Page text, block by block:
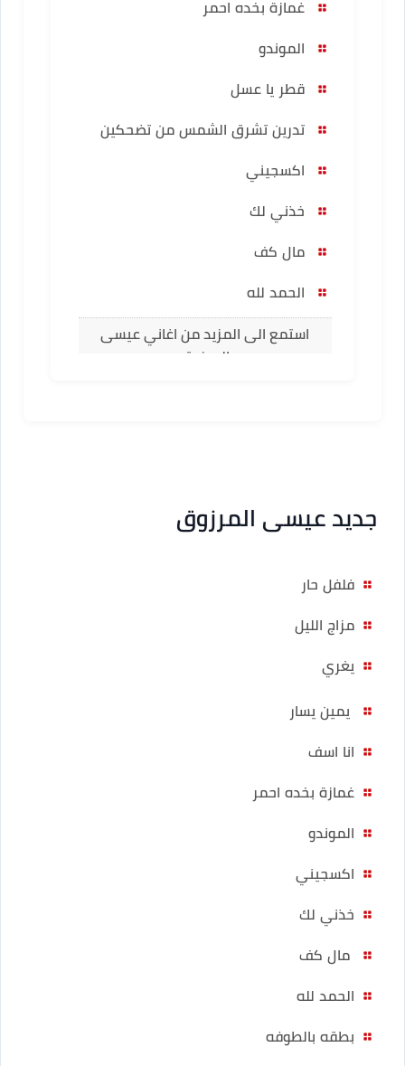
غمازة بخده احمر
الموندو
قطر يا عسل
تدرين تشرق الشمس من تضحكين
اكسجيني
خذني لك
مال كف
الحمد لله
استمع الى المزيد من اغاني عيسى
المرزوق
جديد عيسى المرزوق
فلفل حار
مزاج الليل
يغري
يمين يسار
انا اسف
غمازة بخده احمر
الموندو
اكسجيني
خذني لك
مال كف
الحمد لله
بطقه بالطوفه